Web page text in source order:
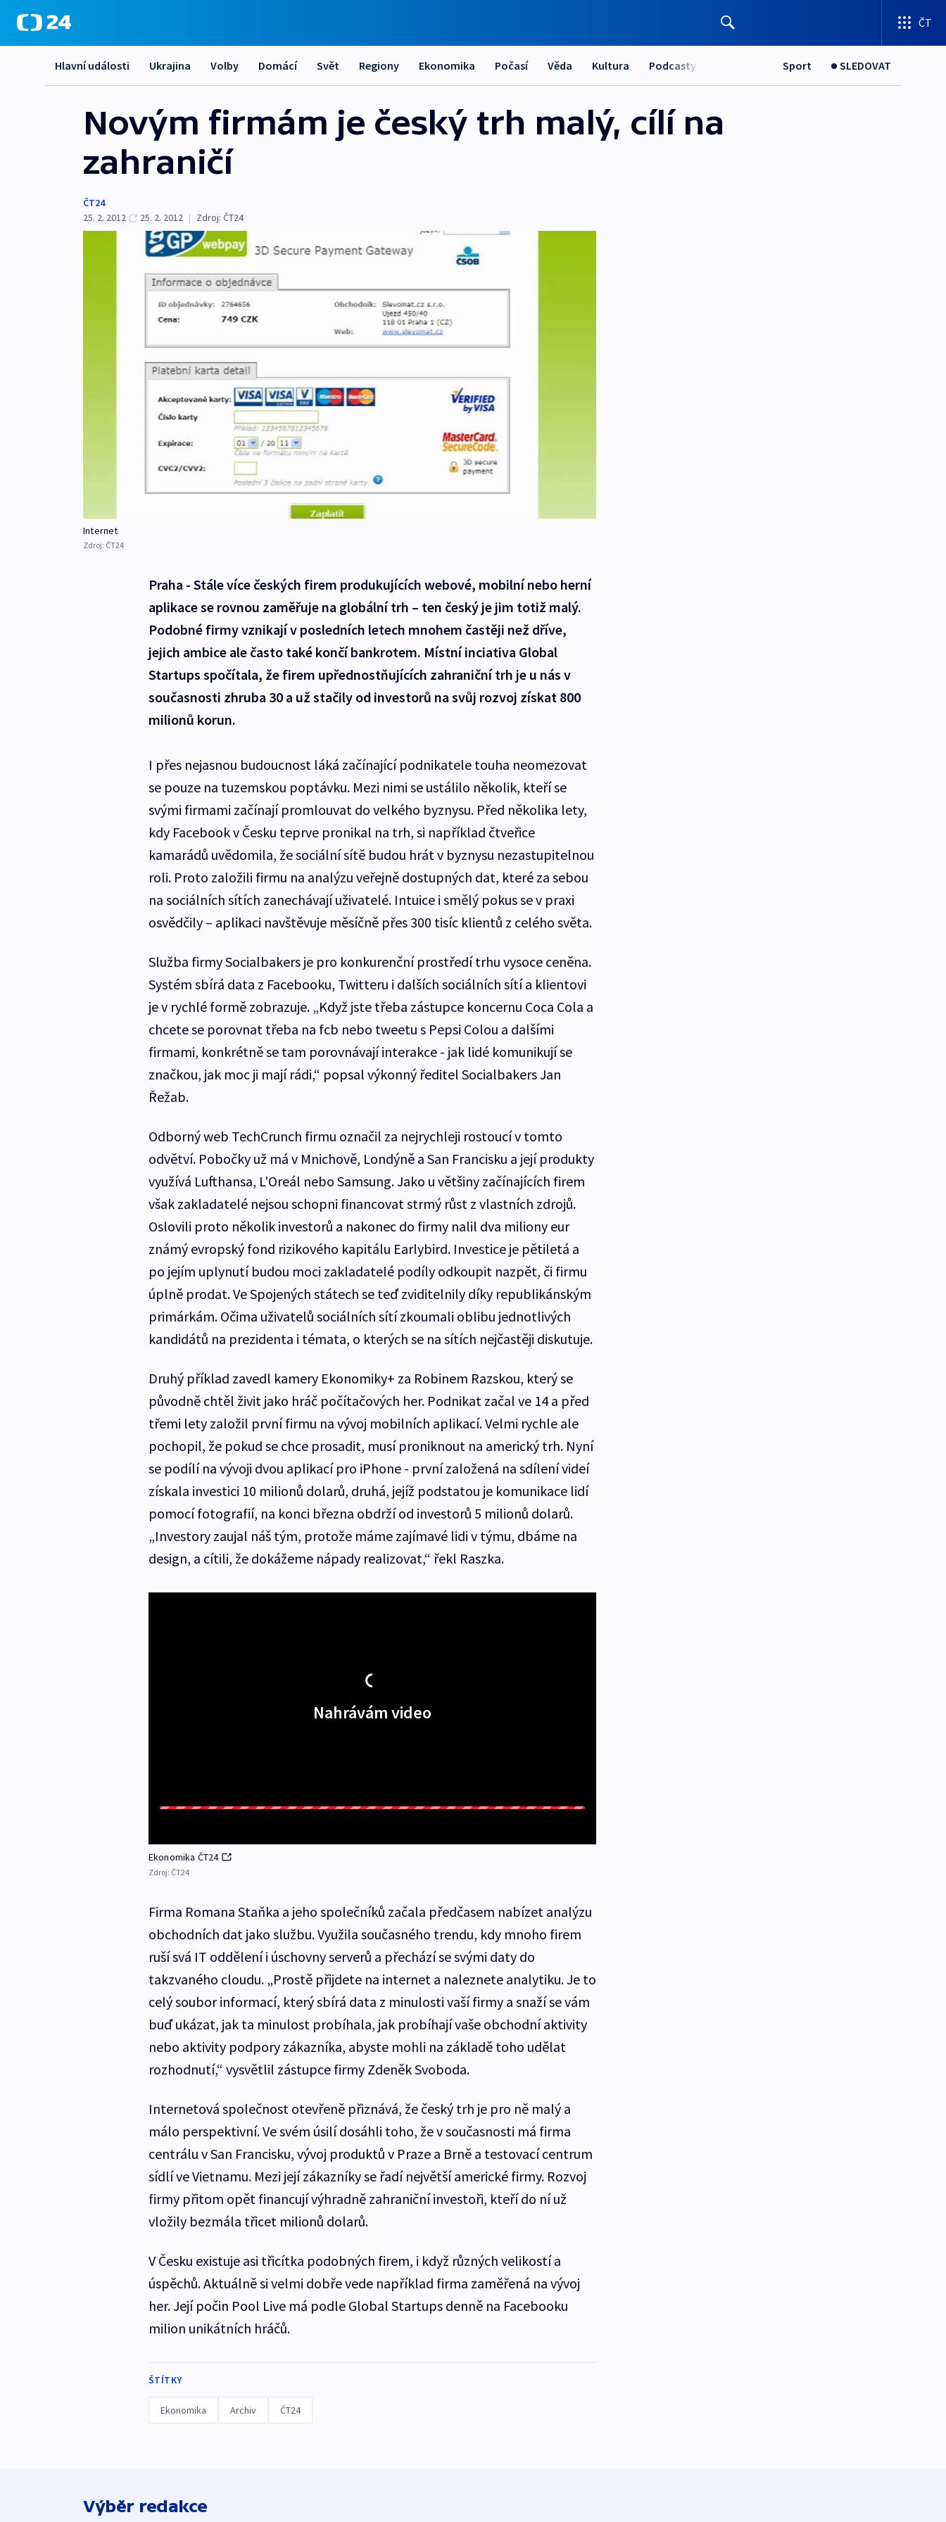
ČT
Hlavní události Ukrajina Volby Domácí Svět Regiony Ekonomika Počasí Věda Kultura Podcasty Sport SLEDOVAT
Novým firmám je český trh malý, cílí na
zahraničí
ČT24
25. 2. 2012
25. 2. 2012 | Zdroj: ČT24
Internet
Zdroj: ČT24
Praha - Stále více českých firem produkujících webové, mobilní nebo herní
aplikace se rovnou zaměřuje na globální trh – ten český je jim totiž malý.
Podobné firmy vznikají v posledních letech mnohem častěji než dříve,
jejich ambice ale často také končí bankrotem. Místní inciativa Global
Startups spočítala, že firem upřednostňujících zahraniční trh je u nás v
současnosti zhruba 30 a už stačily od investorů na svůj rozvoj získat 800
milionů korun.
I přes nejasnou budoucnost láká začínající podnikatele touha neomezovat
se pouze na tuzemskou poptávku. Mezi nimi se ustálilo několik, kteří se
svými firmami začínají promlouvat do velkého byznysu. Před několika lety,
kdy Facebook v Česku teprve pronikal na trh, si například čtveřice
kamarádů uvědomila, že sociální sítě budou hrát v byznysu nezastupitelnou
roli. Proto založili firmu na analýzu veřejně dostupných dat, které za sebou
na sociálních sítích zanechávají uživatelé. Intuice i smělý pokus se v praxi
osvědčily – aplikaci navštěvuje měsíčně přes 300 tisíc klientů z celého světa.
Služba firmy Socialbakers je pro konkurenční prostředí trhu vysoce ceněna.
Systém sbírá data z Facebooku, Twitteru i dalších sociálních sítí a klientovi
je v rychlé formě zobrazuje. „Když jste třeba zástupce koncernu Coca Cola a
chcete se porovnat třeba na fcb nebo tweetu s Pepsi Colou a dalšími
firmami, konkrétně se tam porovnávají interakce - jak lidé komunikují se
značkou, jak moc ji mají rádi,“ popsal výkonný ředitel Socialbakers Jan
Řežab.
Odborný web TechCrunch firmu označil za nejrychleji rostoucí v tomto
odvětví. Pobočky už má v Mnichově, Londýně a San Francisku a její produkty
využívá Lufthansa, L'Oreál nebo Samsung. Jako u většiny začínajících firem
však zakladatelé nejsou schopni financovat strmý růst z vlastních zdrojů.
Oslovili proto několik investorů a nakonec do firmy nalil dva miliony eur
známý evropský fond rizikového kapitálu Earlybird. Investice je pětiletá a
po jejím uplynutí budou moci zakladatelé podíly odkoupit nazpět, či firmu
úplně prodat. Ve Spojených státech se teď zviditelnily díky republikánským
primárkám. Očima uživatelů sociálních sítí zkoumali oblibu jednotlivých
kandidátů na prezidenta i témata, o kterých se na sítích nejčastěji diskutuje.
Druhý příklad zavedl kamery Ekonomiky+ za Robinem Razskou, který se
původně chtěl živit jako hráč počítačových her. Podnikat začal ve 14 a před
třemi lety založil první firmu na vývoj mobilních aplikací. Velmi rychle ale
pochopil, že pokud se chce prosadit, musí proniknout na americký trh. Nyní
se podílí na vývoji dvou aplikací pro iPhone - první založená na sdílení videí
získala investici 10 milionů dolarů, druhá, jejíž podstatou je komunikace lidí
pomocí fotografií, na konci března obdrží od investorů 5 milionů dolarů.
„Investory zaujal náš tým, protože máme zajímavé lidi v týmu, dbáme na
design, a cítili, že dokážeme nápady realizovat,“ řekl Raszka.
Nahrávám video
Ekonomika ČT24
Zdroj: ČT24
Firma Romana Staňka a jeho společníků začala předčasem nabízet analýzu
obchodních dat jako službu. Využila současného trendu, kdy mnoho firem
ruší svá IT oddělení i úschovny serverů a přechází se svými daty do
takzvaného cloudu. „Prostě přijdete na internet a naleznete analytiku. Je to
celý soubor informací, který sbírá data z minulosti vaší firmy a snaží se vám
buď ukázat, jak ta minulost probíhala, jak probíhají vaše obchodní aktivity
nebo aktivity podpory zákazníka, abyste mohli na základě toho udělat
rozhodnutí,“ vysvětlil zástupce firmy Zdeněk Svoboda.
Internetová společnost otevřeně přiznává, že český trh je pro ně malý a
málo perspektivní. Ve svém úsilí dosáhli toho, že v současnosti má firma
centrálu v San Francisku, vývoj produktů v Praze a Brně a testovací centrum
sídlí ve Vietnamu. Mezi její zákazníky se řadí největší americké firmy. Rozvoj
firmy přitom opět financují výhradně zahraniční investoři, kteří do ní už
vložily bezmála třicet milionů dolarů.
V Česku existuje asi třicítka podobných firem, i když různých velikostí a
úspěchů. Aktuálně si velmi dobře vede například firma zaměřená na vývoj
her. Její počin Pool Live má podle Global Startups denně na Facebooku
milion unikátních hráčů.
ŠTÍTKY
Ekonomika Archiv ČT24
Výběr redakce